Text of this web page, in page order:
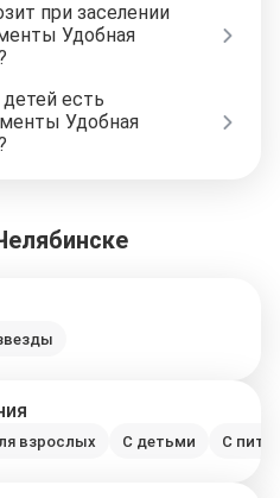
при заселении
Удобная
есть
Удобная
взрослых С детьми С